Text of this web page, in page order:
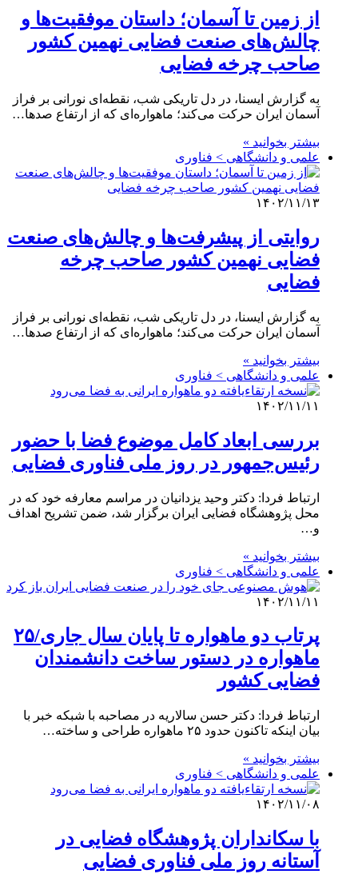
از زمین تا آسمان؛ داستان موفقیت‌ها و
چالش‌های صنعت فضایی نهمین کشور
صاحب چرخه فضایی
به گزارش ایسنا، در دل تاریکی شب، نقطه‌ای نورانی بر فراز
آسمان ایران حرکت می‌کند؛ ماهواره‌ای که از ارتفاع صدها…
بیشتر بخوانید »
علمی‌ و دانشگاهی > فناوری
۱۴۰۲/۱۱/۱۳
روایتی از پیشرفت‌ها و چالش‌های صنعت
فضایی نهمین کشور صاحب چرخه
فضایی
به گزارش ایسنا، در دل تاریکی شب، نقطه‌ای نورانی بر فراز
آسمان ایران حرکت می‌کند؛ ماهواره‌ای که از ارتفاع صدها…
بیشتر بخوانید »
علمی‌ و دانشگاهی > فناوری
۱۴۰۲/۱۱/۱۱
بررسی ابعاد کامل موضوع فضا با حضور
رئیس‌جمهور در روز ملی فناوری فضایی
ارتباط فردا: دکتر وحید یزدانیان در مراسم معارفه خود که در
محل پژوهشگاه فضایی ایران برگزار شد، ضمن تشریح اهداف
و…
بیشتر بخوانید »
علمی‌ و دانشگاهی > فناوری
۱۴۰۲/۱۱/۱۱
پرتاب دو ماهواره تا پایان سال جاری/۲۵
ماهواره در دستور ساخت دانشمندان
فضایی کشور
ارتباط فردا: دکتر حسن سالاریه در مصاحبه با شبکه خبر با
بیان اینکه تاکنون حدود ۲۵ ماهواره طراحی و ساخته…
بیشتر بخوانید »
علمی‌ و دانشگاهی > فناوری
۱۴۰۲/۱۱/۰۸
با سکانداران پژوهشگاه فضایی در
آستانه روز ملی فناوری فضایی